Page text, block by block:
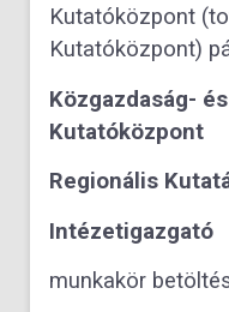
Kutatóközpont
Kutatóközpont)
Közgazdaság-
Kutatóközpont
Regionális
Intézetigazgató
munkakör